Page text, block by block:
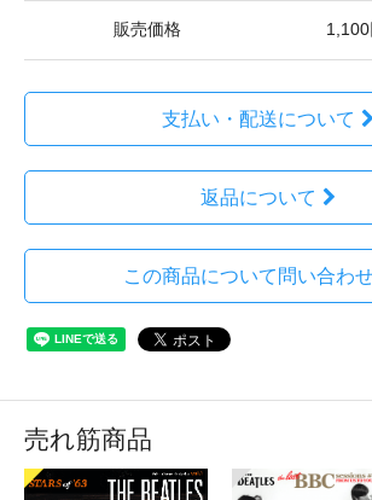
販売価格
支払い・配送について
返品について
この商品について問い合わ
売れ筋商品